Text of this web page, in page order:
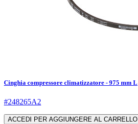
Cinghia compressore climatizzatore - 975 mm L
#248265A2
ACCEDI PER AGGIUNGERE AL CARRELLO